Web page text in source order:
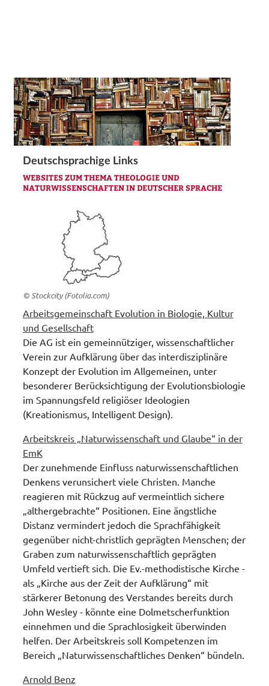
Deutschsprachige Links
WEBSITES ZUM THEMA THEOLOGIE UND
NATURWISSENSCHAFTEN IN DEUTSCHER SPRACHE
© Stockcity (Fotolia.com)
Arbeitsgemeinschaft Evolution in Biologie, Kultur
und Gesellschaft
Die AG ist ein gemeinnütziger, wissenschaftlicher
Verein zur Aufklärung über das interdisziplinäre
Konzept der Evolution im Allgemeinen, unter
besonderer Berücksichtigung der Evolutionsbiologie
im Spannungsfeld religiöser Ideologien
(Kreationismus, Intelligent Design).
Arbeitskreis „Naturwissenschaft und Glaube“ in der
EmK
Der zunehmende Einfluss naturwissenschaftlichen
Denkens verunsichert viele Christen. Manche
reagieren mit Rückzug auf vermeintlich sichere
„althergebrachte“ Positionen. Eine ängstliche
Distanz vermindert jedoch die Sprachfähigkeit
gegenüber nicht-christlich geprägten Menschen; der
Graben zum naturwissenschaftlich geprägten
Umfeld vertieft sich. Die Ev.-methodistische Kirche -
als „Kirche aus der Zeit der Aufklärung“ mit
stärkerer Betonung des Verstandes bereits durch
John Wesley - könnte eine Dolmetscherfunktion
einnehmen und die Sprachlosigkeit überwinden
helfen. Der Arbeitskreis soll Kompetenzen im
Bereich „Naturwissenschaftliches Denken“ bündeln.
Arnold Benz